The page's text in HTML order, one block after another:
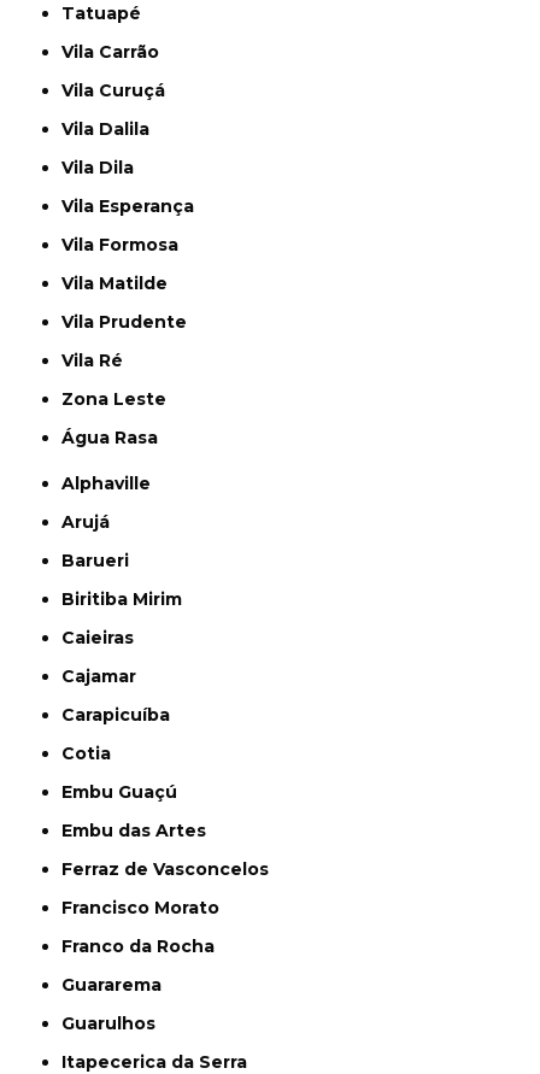
Tatuapé
Vila Carrão
Vila Curuçá
Vila Dalila
Vila Dila
Vila Esperança
Vila Formosa
Vila Matilde
Vila Prudente
Vila Ré
Zona Leste
Água Rasa
Alphaville
Arujá
Barueri
Biritiba Mirim
Caieiras
Cajamar
Carapicuíba
Cotia
Embu Guaçú
Embu das Artes
Ferraz de Vasconcelos
Francisco Morato
Franco da Rocha
Guararema
Guarulhos
Itapecerica da Serra